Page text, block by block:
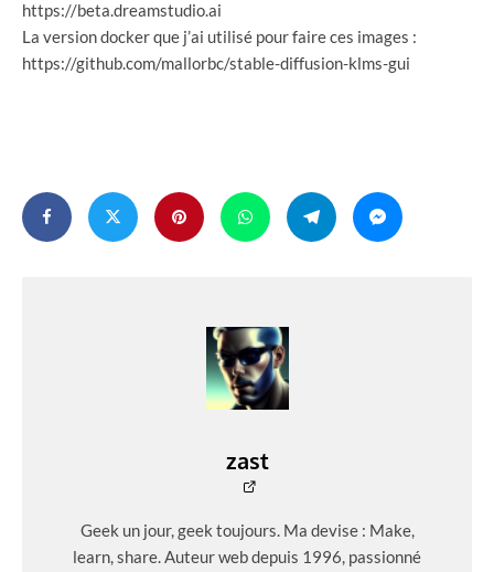
https://beta.dreamstudio.ai
La version docker que j’ai utilisé pour faire ces images :
https://github.com/mallorbc/stable-diffusion-klms-gui
zast
Geek un jour, geek toujours. Ma devise : Make,
learn, share. Auteur web depuis 1996, passionné